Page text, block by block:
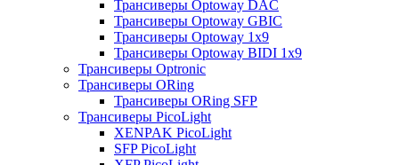
Трансиверы Optoway DAC
Трансиверы Optoway GBIC
Трансиверы Optoway 1х9
Трансиверы Optoway BIDI 1x9
Трансиверы Optronic
Трансиверы ORing
Трансиверы ORing SFP
Трансиверы PicoLight
XENPAK PicoLight
SFP PicoLight